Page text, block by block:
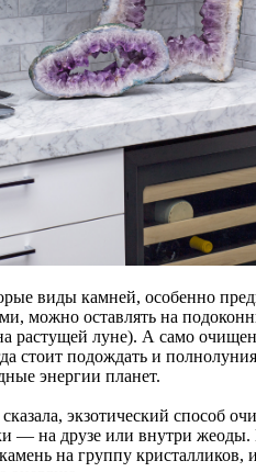
виды камней, особенно
можно оставлять на
растущей луне). А само
стоит подождать и
энергии планет.
экзотический способ
— на друзе или внутри жеоды.
на группу кристалликов,